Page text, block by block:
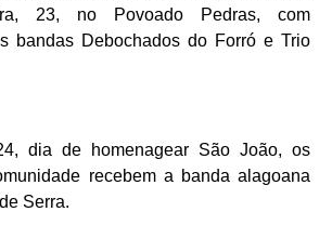
23, no Povoado Pedras, com
bandas Debochados do Forró e Trio
dia de homenagear São João, os
recebem a banda alagoana
Serra.